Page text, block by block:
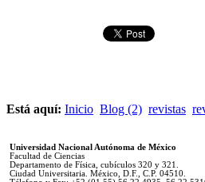
Está aquí: Inicio Blog (2) revistas
Universidad Nacional Autónoma de México
Facultad de Ciencias
Departamento de Física, cubículos 320 y 321.
Ciudad Universitaria. México, D.F., C.P. 04510.